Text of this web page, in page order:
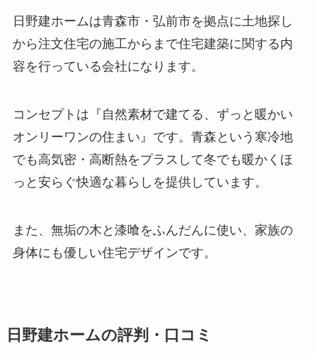
日野建ホームは青森市・弘前市を拠点に土地探し
から注文住宅の施工からまで住宅建築に関する内
容を行っている会社になります。
コンセプトは『自然素材で建てる、ずっと暖かい
オンリーワンの住まい』です。青森という寒冷地
でも高気密・高断熱をプラスして冬でも暖かくほ
っと安らぐ快適な暮らしを提供しています。
また、無垢の木と漆喰をふんだんに使い、家族の
身体にも優しい住宅デザインです。
日野建ホームの評判・口コミ